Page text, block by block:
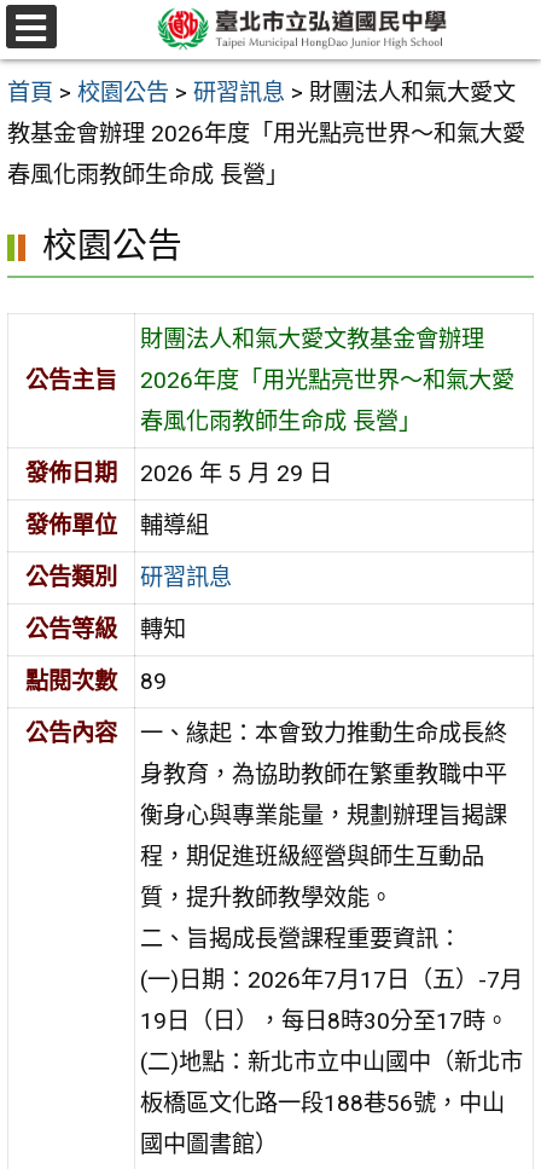
跳
至
主
要
內
區
選
單
首頁 > 校園公告 > 研習訊息 > 財團法人和氣大愛文
教基金會辦理 2026年度「用光點亮世界～和氣大愛
春風化雨教師生命成 長營」
校園公告
公告主旨
財團法人和氣大愛文教基金會辦理
2026年度「用光點亮世界～和氣大愛
春風化雨教師生命成 長營」
發佈日期
2026 年 5 月 29 日
發佈單位
輔導組
公告類別
研習訊息
公告等級
轉知
點閱次數
89
公告內容
一、緣起：本會致力推動生命成長終
身教育，為協助教師在繁重教職中平
衡身心與專業能量，規劃辦理旨揭課
程，期促進班級經營與師生互動品
質，提升教師教學效能。
二、旨揭成長營課程重要資訊：
(一)日期：2026年7月17日（五）-7月
19日（日），每日8時30分至17時。
(二)地點：新北市立中山國中（新北市
板橋區文化路一段188巷56號，中山
國中圖書館）